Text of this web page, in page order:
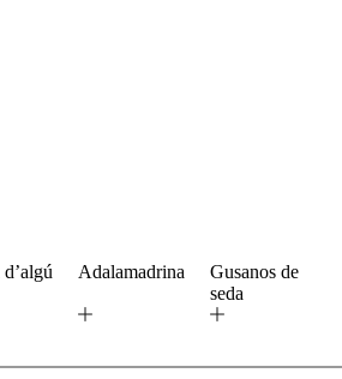
Adalamadrina
Gusanos de
seda